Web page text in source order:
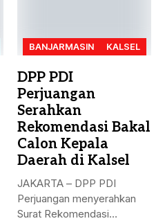
BANJARMASIN KALSEL
DPP PDI
Perjuangan
Serahkan
Rekomendasi Bakal
Calon Kepala
Daerah di Kalsel
JAKARTA – DPP PDI
Perjuangan menyerahkan
Surat Rekomendasi